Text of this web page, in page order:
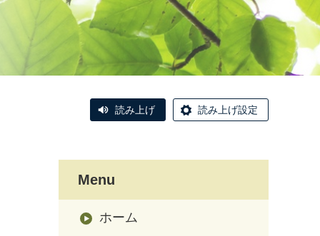
読み上げ 読み上げ設定
Menu
ホーム